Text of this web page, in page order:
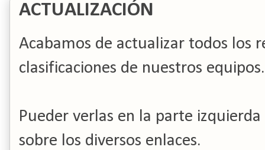
ACTUALIZACIÓN
Acabamos de actualizar todos los
clasificaciones de nuestros equipos.
Pueder verlas en la parte
sobre los diversos enlaces.